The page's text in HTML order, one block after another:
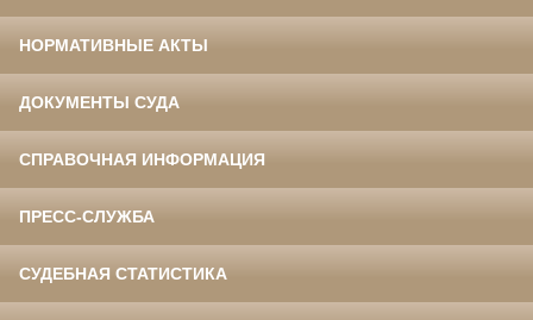
НОРМАТИВНЫЕ АКТЫ
ДОКУМЕНТЫ СУДА
СПРАВОЧНАЯ ИНФОРМАЦИЯ
ПРЕСС-СЛУЖБА
СУДЕБНАЯ СТАТИСТИКА